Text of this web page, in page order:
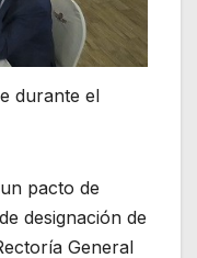
durante el
pacto de
designación de
General